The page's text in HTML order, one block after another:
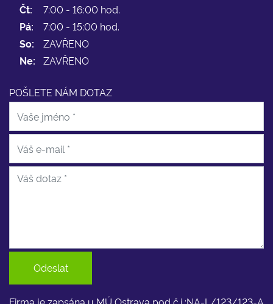
Čt:
7:00 - 16:00 hod.
Pá:
7:00 - 15:00 hod.
So:
ZAVŘENO
Ne:
ZAVŘENO
POŠLETE NÁM DOTAZ
Odeslat